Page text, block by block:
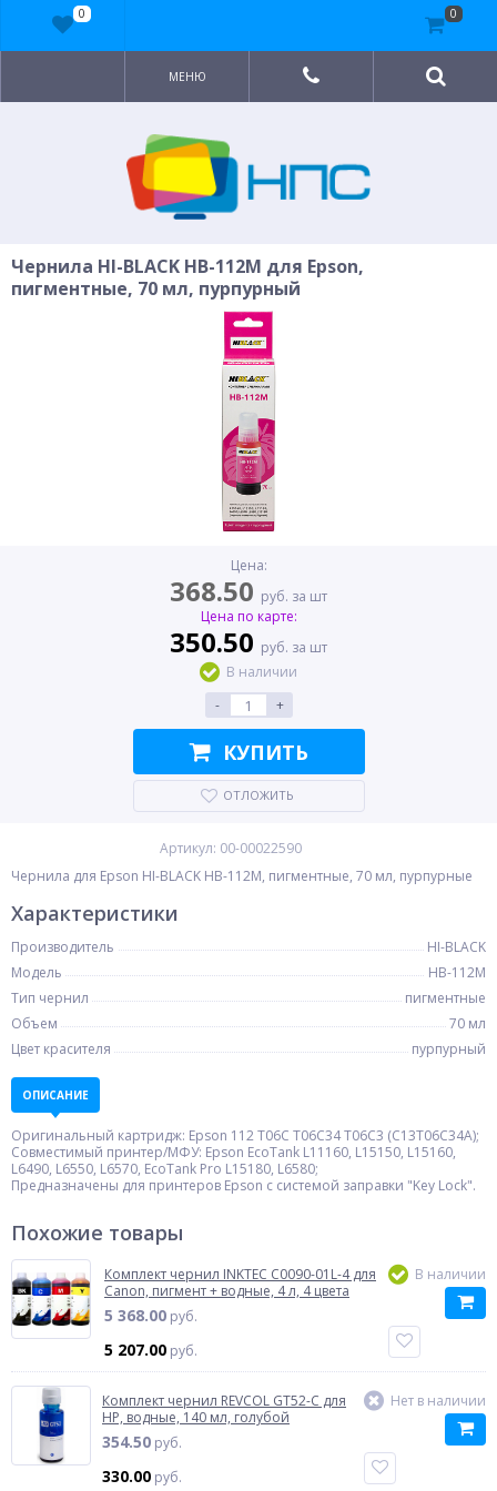
МЕНЮ
Чернила HI-BLACK HB-112M для Epson,
пигментные, 70 мл, пурпурный
Цена:
368.50 руб. за шт
Цена по карте:
350.50 руб. за шт
В наличии
-
+
КУПИТЬ
ОТЛОЖИТЬ
Артикул: 00-00022590
Чернила для Epson HI-BLACK HB-112M, пигментные, 70 мл, пурпурные
Характеристики
Производитель
HI-BLACK
Модель
HB-112M
Тип чернил
пигментные
Объем
70 мл
Цвет красителя
пурпурный
ОПИСАНИЕ
Оригинальный картридж: Epson 112 T06C T06C34 T06C3 (C13T06C34A);
Совместимый принтер/МФУ: Epson EcoTank L11160, L15150, L15160,
L6490, L6550, L6570, EcoTank Pro L15180, L6580;
Предназначены для принтеров Epson c системой заправки "Key Lock".
Похожие товары
Комплект чернил INKTEC C0090-01L-4 для
Canon, пигмент + водные, 4 л, 4 цвета
5 368.00 руб.
5 207.00 руб.
В наличии
Комплект чернил REVCOL GT52-C для
HP, водные, 140 мл, голубой
354.50 руб.
330.00 руб.
Нет в наличии
0 0